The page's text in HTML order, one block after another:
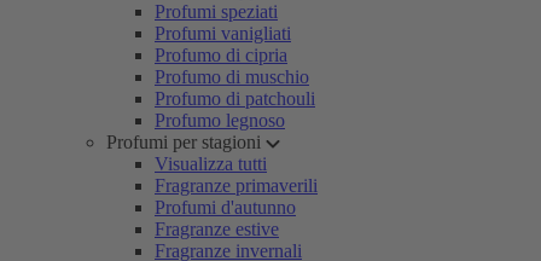
Profumi speziati
Profumi vanigliati
Profumo di cipria
Profumo di muschio
Profumo di patchouli
Profumo legnoso
Profumi per stagioni
Visualizza tutti
Fragranze primaverili
Profumi d'autunno
Fragranze estive
Fragranze invernali